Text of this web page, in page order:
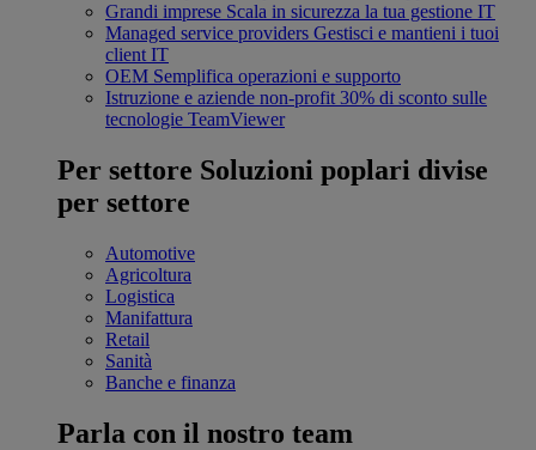
Grandi imprese Scala in sicurezza la tua gestione IT
Managed service providers Gestisci e mantieni i tuoi
client IT
OEM Semplifica operazioni e supporto
Istruzione e aziende non-profit 30% di sconto sulle
tecnologie TeamViewer
Per settore Soluzioni poplari divise
per settore
Automotive
Agricoltura
Logistica
Manifattura
Retail
Sanità
Banche e finanza
Parla con il nostro team